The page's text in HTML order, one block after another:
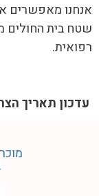
אנחנו מאפשרים
שטח בית החולים
רפואית.
עדכון תאריך הצהרה :